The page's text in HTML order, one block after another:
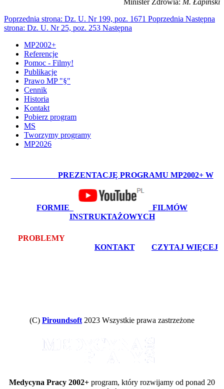
Minister Zdrowia: M. Łapiński
Poprzednia strona: Dz. U. Nr 199, poz. 1671 Poprzednia Następna
strona: Dz. U. Nr 25, poz. 253 Następna
MP2002+
Referencje
Pomoc - Filmy!
Publikacje
Prawo MP "§"
Cennik
Historia
Kontakt
Pobierz program
MS
Tworzymy programy
MP2026
PREZENTACJĘ PROGRAMU MP2002+ W
FORMIE
FILMÓW
INSTRUKTAŻOWYCH
PROBLEMYZ POBRANIEM LUB INSTALACJĄ? -
KONTAKT, lub CZYTAJ WIĘCEJ
(C) Piroundsoft 2023 Wszystkie prawa zastrzeżone
Medycyna Pracy 2002+ program, który rozwijamy od ponad 20